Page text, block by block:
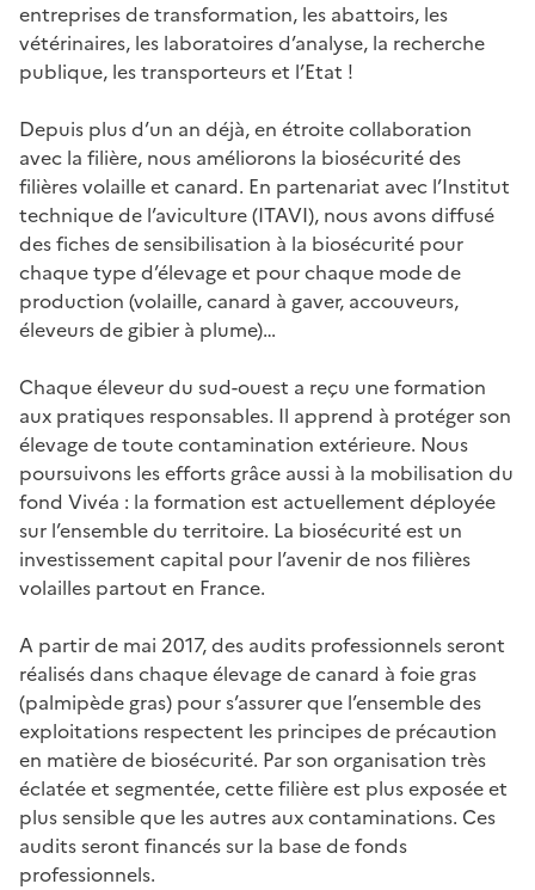
entreprises de transformation, les abattoirs, les
vétérinaires, les laboratoires d’analyse, la recherche
publique, les transporteurs et l’Etat !
Depuis plus d’un an déjà, en étroite collaboration
avec la filière, nous améliorons la biosécurité des
filières volaille et canard. En partenariat avec l’Institut
technique de l’aviculture (ITAVI), nous avons diffusé
des fiches de sensibilisation à la biosécurité pour
chaque type d’élevage et pour chaque mode de
production (volaille, canard à gaver, accouveurs,
éleveurs de gibier à plume)…
Chaque éleveur du sud-ouest a reçu une formation
aux pratiques responsables. Il apprend à protéger son
élevage de toute contamination extérieure. Nous
poursuivons les efforts grâce aussi à la mobilisation du
fond Vivéa : la formation est actuellement déployée
sur l’ensemble du territoire. La biosécurité est un
investissement capital pour l’avenir de nos filières
volailles partout en France.
A partir de mai 2017, des audits professionnels seront
réalisés dans chaque élevage de canard à foie gras
(palmipède gras) pour s’assurer que l’ensemble des
exploitations respectent les principes de précaution
en matière de biosécurité. Par son organisation très
éclatée et segmentée, cette filière est plus exposée et
plus sensible que les autres aux contaminations. Ces
audits seront financés sur la base de fonds
professionnels.